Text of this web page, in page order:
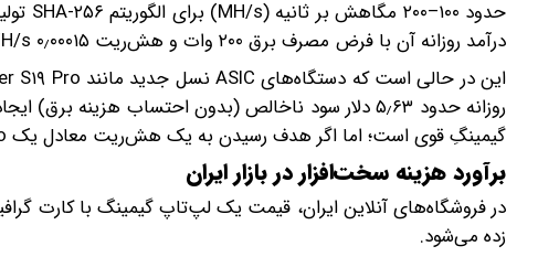
درآمد روزانه آن با فرض مصرف برق ۲۰۰ وات و هش‌ریت ۰٫۰۰۰۱۵ TH/s، به ۰٫۰۱–۰٫۰۲ دلار می‌رسد. یعنی ۱–۲ سنت در بهترین حالت!
گیمینگِ قوی است؛ اما اگر هدف رسیدن به یک هش‌ریت معادل یک S۱۹ Pro باشد، حداقل به ۱۱۰٬۰۰۰ لپ‌تاپ گیمینگ نیاز خواهید داشت!
برآورد هزینه سخت‌افزار در بازار ایران
زده می‌شود.